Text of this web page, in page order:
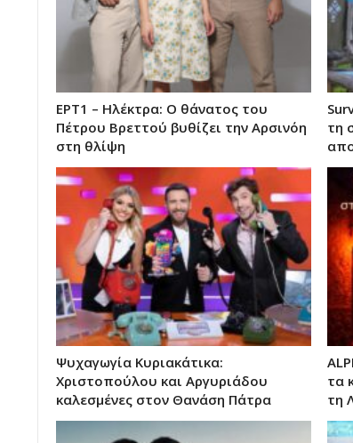
ΕΡΤ1 – Ηλέκτρα: Ο θάνατος του
Πέτρου Βρεττού βυθίζει την Αρσινόη
στη θλίψη
τη
Ψυχαγωγία Κυριακάτικα:
Χριστοπούλου και Αργυριάδου
καλεσμένες στον Θανάση Πάτρα
τα
τη